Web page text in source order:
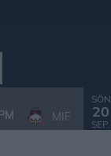
MIF
SÖN
20
SEP.